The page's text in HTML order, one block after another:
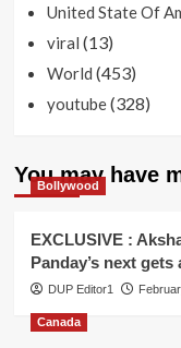
United State Of
viral (13)
World (453)
youtube(328)
You may have
Bollywood
EXCLUSIVE :
Panday’s next
DUP Editor1
Canada